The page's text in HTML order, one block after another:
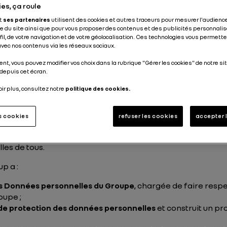
données
des données personnelles constitue une
clients, fournisseurs, collaborateur). La
données personnelles constitue l’une de nos
de mise en conformité à la réglementation fondé sur
de tous.
a :
personnelles du Groupe, chargée de faire
;
protection des données personnelleset construit un
ça roule
ses partenaires utilisent des cookies et autres traceurs pour mesurer
du site ainsi que pour vous proposer des contenus et des publicités
de votre navigation et de votre géolocalisation. Ces technologies vous
nos contenus via les réseaux sociaux.
vous pouvez modifier vos choix dans la rubrique "Gérer les cookies" de notre
cet écran.
plus, consultez notre politique des cookies.
cookies refuser les cookies accepter